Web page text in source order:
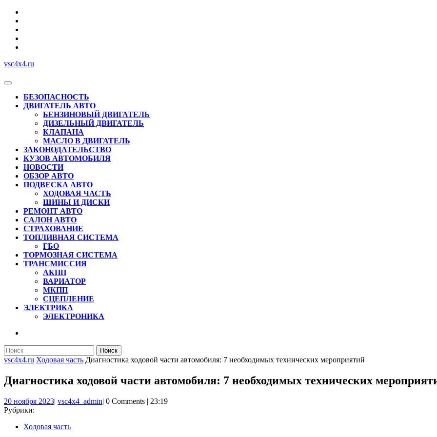
Перейти
содержимому
vsc4x4.ru
Кнопка
ОткрытьБЕЗОПАСНОСТЬ
ДВИГАТЕЛЬ АВТО
БЕНЗИНОВЫЙ ДВИГАТЕЛЬ
ДИЗЕЛЬНЫЙ ДВИГАТЕЛЬ
КЛАПАНА
МАСЛО В ДВИГАТЕЛЬ
ЗАКОНОДАТЕЛЬСТВО
КУЗОВ АВТОМОБИЛЯ
НОВОСТИ
ОБЗОР АВТО
ПОДВЕСКА АВТО
ХОДОВАЯ ЧАСТЬ
ШИНЫ И ДИСКИ
РЕМОНТ АВТО
САЛОН АВТО
СТРАХОВАНИЕ
ТОПЛИВНАЯ СИСТЕМА
ГБО
ТОРМОЗНАЯ СИСТЕМА
ТРАНСМИССИЯ
АКПП
ВАРИАТОР
МКПП
СЦЕПЛЕНИЕ
ЭЛЕКТРИКА
ЭЛЕКТРОНИКА
КНОПКА
Найти:
vsc4x4.ru Ходовая часть Диагностика ходовой части автомобиля: 7 необходимых технических мероприятий
Диагностика ходовой части автомобиля: 7 необходимых технических
20 ноября 202320
| vsc4x4_adminvsc4x4_admin
| 0 Comments | 23:19
Рубрики:
Ходовая часть